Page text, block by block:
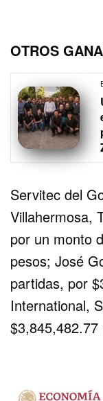
OTROS
Servitec del
Villahermosa,
por un monto
pesos; José
partidas, por
International,
$3,845,482.77